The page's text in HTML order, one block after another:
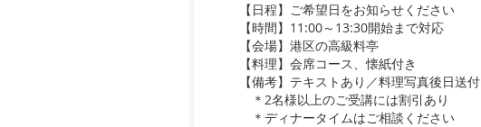
【日程】ご希望日をお知らせください
【時間】11:00～13:30開始まで対応
【会場】港区の高級料亭
【料理】会席コース、懐紙付き
【備考】テキストあり／料理写真後日送付
​ ＊2名様以上のご受講には割引あり
​ ＊ディナータイムはご相談ください